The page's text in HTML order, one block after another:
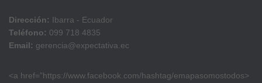
Dirección: Ibarra - Ecuador
Teléfono: 099 718 4835
Email: gerencia@expectativa.ec
<a href=”https://www.facebook.com/hashtag/emapasomostodos>